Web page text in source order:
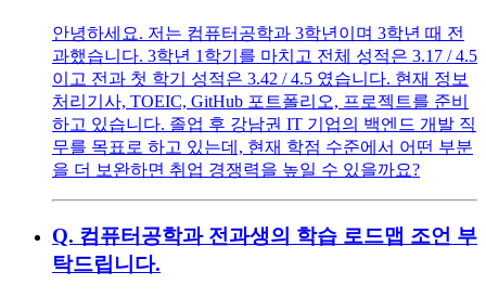
안녕하세요. 저는 컴퓨터공학과 3학년이며 3학년 때 전
과했습니다. 3학년 1학기를 마치고 전체 성적은 3.17 / 4.5
이고 전과 첫 학기 성적은 3.42 / 4.5 였습니다. 현재 정보
처리기사, TOEIC, GitHub 포트폴리오, 프로젝트를 준비
하고 있습니다. 졸업 후 강남권 IT 기업의 백엔드 개발 직
무를 목표로 하고 있는데, 현재 학점 수준에서 어떤 부분
을 더 보완하면 취업 경쟁력을 높일 수 있을까요?
Q. 컴퓨터공학과 전과생의 학습 로드맵 조언 부
탁드립니다.